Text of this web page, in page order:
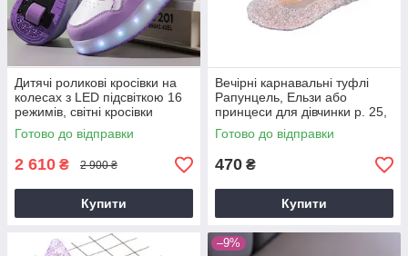
Дитячі роликові кросівки на
колесах з LED підсвіткою 16
режимів, світні кросівки
трансформери для дітей
розміри 30-35,38-40
Готово до відправки
2 610 ₴ 2 900 ₴
Купити
Вечірні карнавальні туфлі
Рапунцель, Ельзи або
принцеси для дівчинки р. 25,
27-34 сріблясті білі
Готово до відправки
470 ₴
Купити
–9%